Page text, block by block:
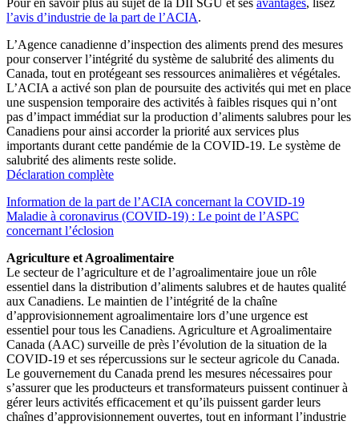
l’avis d’industrie de la part de l’ACIA.
L’Agence canadienne d’inspection des aliments prend des mesures
pour conserver l’intégrité du système de salubrité des aliments du
Canada, tout en protégeant ses ressources animalières et végétales.
L’ACIA a activé son plan de poursuite des activités qui met en place
une suspension temporaire des activités à faibles risques qui n’ont
pas d’impact immédiat sur la production d’aliments salubres pour les
Canadiens pour ainsi accorder la priorité aux services plus
importants durant cette pandémie de la COVID-19. Le système de
salubrité des aliments reste solide.
Déclaration complète
Information de la part de l’ACIA concernant la COVID-19
Maladie à coronavirus (COVID-19) : Le point de l’ASPC
concernant l’éclosion
Agriculture et Agroalimentaire
Le secteur de l’agriculture et de l’agroalimentaire joue un rôle
essentiel dans la distribution d’aliments salubres et de hautes qualité
aux Canadiens. Le maintien de l’intégrité de la chaîne
d’approvisionnement agroalimentaire lors d’une urgence est
essentiel pour tous les Canadiens. Agriculture et Agroalimentaire
Canada (AAC) surveille de près l’évolution de la situation de la
COVID-19 et ses répercussions sur le secteur agricole du Canada.
Le gouvernement du Canada prend les mesures nécessaires pour
s’assurer que les producteurs et transformateurs puissent continuer à
gérer leurs activités efficacement et qu’ils puissent garder leurs
chaînes d’approvisionnement ouvertes, tout en informant l’industrie